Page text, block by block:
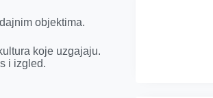
objektima.
koje uzgajaju.
i izgled.